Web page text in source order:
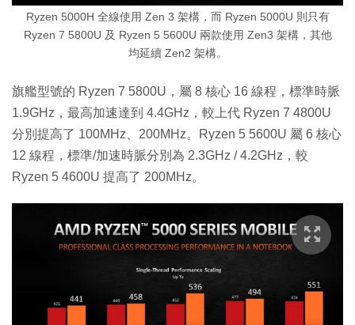
Ryzen 5000H 全線使用 Zen 3 架構，而 Ryzen 5000U 則只有
Ryzen 7 5800U 及 Ryzen 5 5600U 兩款使用 Zen3 架構，其他
均延續 Zen2 架構。
旗艦型號的 Ryzen 7 5800U，屬 8 核心 16 線程，標準時脈
1.9GHz，最高加速達到 4.4GHz，較上代 Ryzen 7 4800U
分別提高了 100MHz、200MHz。Ryzen 5 5600U 屬 6 核心
12 線程，標準/加速時脈分別為 2.3GHz / 4.2GHz，較
Ryzen 5 4600U 提高了 200MHz。